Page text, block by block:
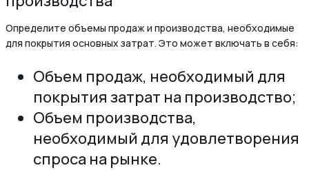
Определите объемы продаж и производства, необходимые
для покрытия основных затрат. Это может включать в себя:
Объем продаж, необходимый для
покрытия затрат на производство;
Объем производства,
необходимый для удовлетворения
спроса на рынке.